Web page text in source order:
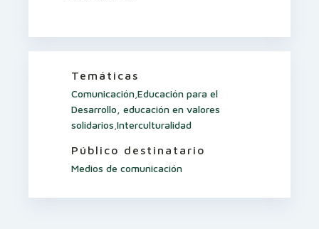
Temáticas
Comunicación Educación para el
Desarrollo, educación en valores
solidarios Interculturalidad
Público destinatario
Medios de comunicación